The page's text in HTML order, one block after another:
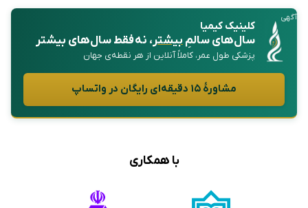
آگهی
کلینیک کیمیا
سال‌های سالمِبیشتر، نه فقط سال‌های بیشتر
پزشکی طول عمر، کاملاً آنلاین از هر نقطه‌ی جهان
مشاورهٔ ۱۵ دقیقه‌ای رایگان در واتساپ
با همکاری